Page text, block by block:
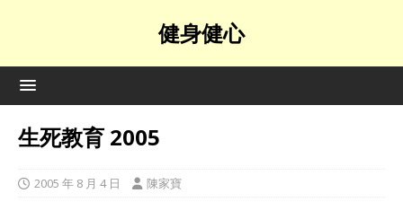
健身健心
生死教育 2005
2005 年 8 月 4 日 陳家寶